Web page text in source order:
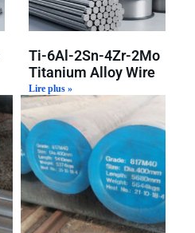
Ti-6Al-2Sn-4Zr-2Mo
Titanium Alloy Wire
Lire plus »